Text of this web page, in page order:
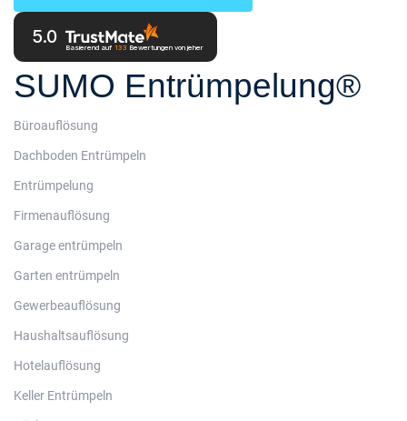
5.0
Basierend auf 133 Bewertungen von jeher
SUMO Entrümpelung®
Büroauflösung
Dachboden Entrümpeln
Entrümpelung
Firmenauflösung
Garage entrümpeln
Garten entrümpeln
Gewerbeauflösung
Haushaltsauflösung
Hotelauflösung
Keller Entrümpeln